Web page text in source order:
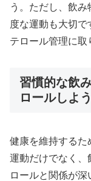
う。ただし、飲
度な運動も大切で
テロール管理に取
習慣的な飲
ロールしよう
健康を維持するた
運動だけでなく、
ロールと関係が